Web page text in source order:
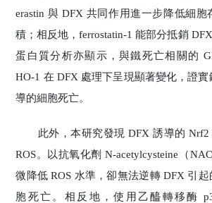
erastin 與 DFX 共同作用進一步降低細胞
積；相反地，ferrostatin-1 能部分抵銷
蛋白質分析亦顯示，與鐵死亡相關的
HO-1 在 DFX 處理下呈現顯著變化，證
導的細胞死亡。
此外，本研究發現 DFX 誘導的 Nrf2
ROS。以抗氧化劑 N-acetylcysteine（
微降低 ROS 水準，卻無法逆轉 DFX 引
胞死亡。相反地，使用乙醯轉移酶